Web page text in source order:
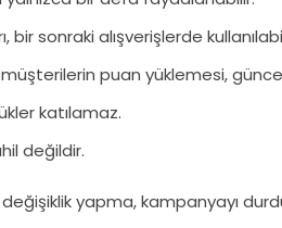
sonraki alışverişlerde
puan yüklemesi,
katılamaz.
değildir.
değişiklik yapma, kampanyayı